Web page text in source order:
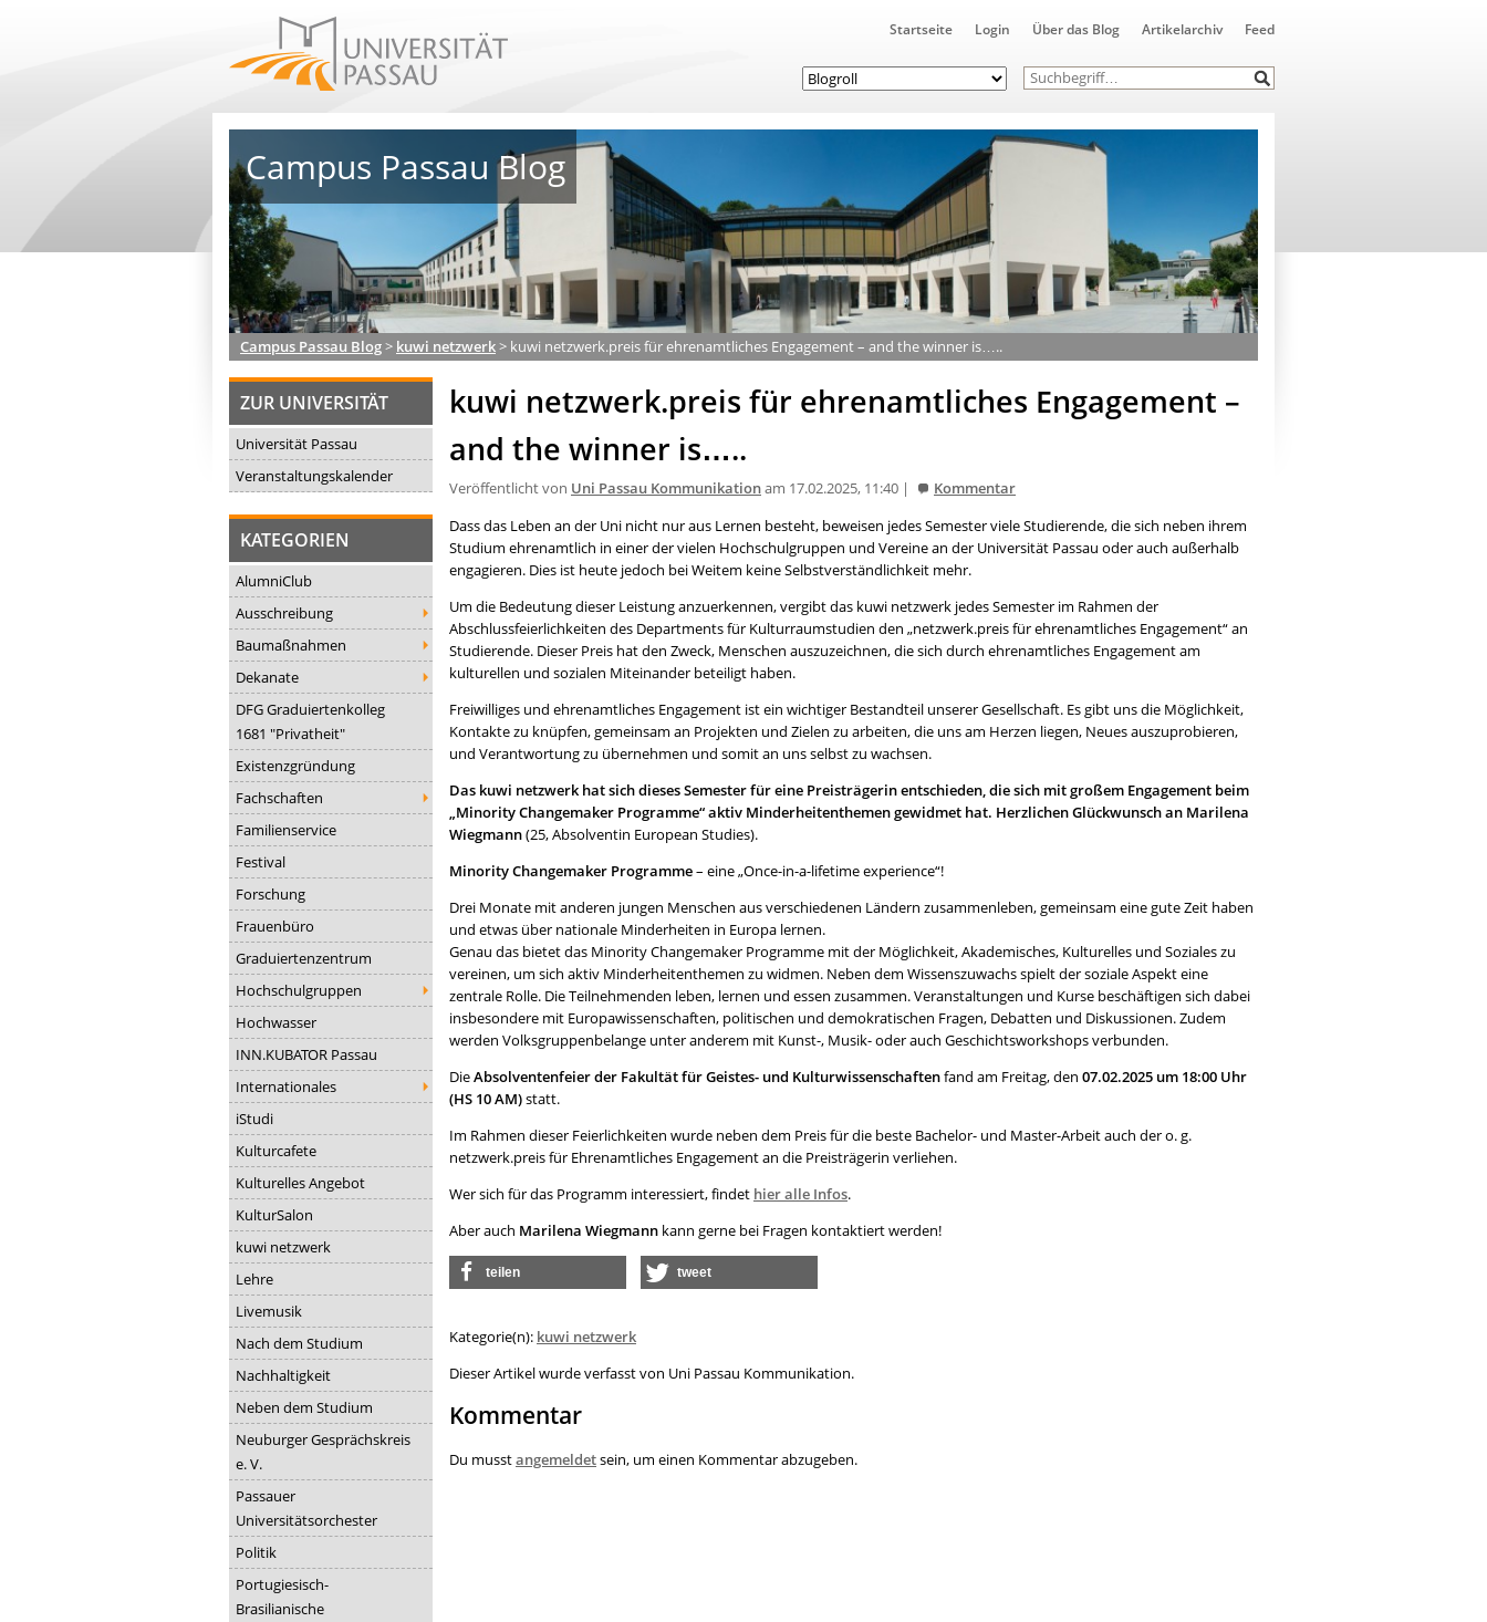
Startseite Login Über das Blog Artikelarchiv Feed
Campus Passau Blog
Campus Passau Blog> kuwi netzwerk> kuwi netzwerk.preis für ehrenamtliches Engagement – and the winner is…..
ZUR UNIVERSITÄT
Universität Passau
Veranstaltungskalender
KATEGORIEN
AlumniClub
Ausschreibung
Baumaßnahmen
Dekanate
DFG Graduiertenkolleg
1681 "Privatheit"
Existenzgründung
Fachschaften
Familienservice
Festival
Forschung
Frauenbüro
Graduiertenzentrum
Hochschulgruppen
Hochwasser
INN.KUBATOR Passau
Internationales
iStudi
Kulturcafete
Kulturelles Angebot
KulturSalon
kuwi netzwerk
Lehre
Livemusik
Nach dem Studium
Nachhaltigkeit
Neben dem Studium
Neuburger Gesprächskreis
e. V.
Passauer
Universitätsorchester
Politik
Portugiesisch-
Brasilianische
kuwi netzwerk.preis für ehrenamtliches Engagement –
and the winner is…..
Veröffentlicht von Uni Passau Kommunikationam 17.02.2025, 11:40 | Kommentar
Dass das Leben an der Uni nicht nur aus Lernen besteht, beweisen jedes Semester viele Studierende, die sich neben ihrem
Studium ehrenamtlich in einer der vielen Hochschulgruppen und Vereine an der Universität Passau oder auch außerhalb
engagieren. Dies ist heute jedoch bei Weitem keine Selbstverständlichkeit mehr.
Um die Bedeutung dieser Leistung anzuerkennen, vergibt das kuwi netzwerk jedes Semester im Rahmen der
Abschlussfeierlichkeiten des Departments für Kulturraumstudien den „netzwerk.preis für ehrenamtliches Engagement“ an
Studierende. Dieser Preis hat den Zweck, Menschen auszuzeichnen, die sich durch ehrenamtliches Engagement am
kulturellen und sozialen Miteinander beteiligt haben.
Freiwilliges und ehrenamtliches Engagement ist ein wichtiger Bestandteil unserer Gesellschaft. Es gibt uns die Möglichkeit,
Kontakte zu knüpfen, gemeinsam an Projekten und Zielen zu arbeiten, die uns am Herzen liegen, Neues auszuprobieren,
und Verantwortung zu übernehmen und somit an uns selbst zu wachsen.
Das kuwi netzwerk hat sich dieses Semester für eine Preisträgerin entschieden, die sich mit großem Engagement beim
„Minority Changemaker Programme“ aktiv Minderheitenthemen gewidmet hat. Herzlichen Glückwunsch an Marilena
Wiegmann(25, Absolventin European Studies).
Minority Changemaker Programme– eine „Once-in-a-lifetime experience“!
Drei Monate mit anderen jungen Menschen aus verschiedenen Ländern zusammenleben, gemeinsam eine gute Zeit haben
und etwas über nationale Minderheiten in Europa lernen.
Genau das bietet das Minority Changemaker Programme mit der Möglichkeit, Akademisches, Kulturelles und Soziales zu
vereinen, um sich aktiv Minderheitenthemen zu widmen. Neben dem Wissenszuwachs spielt der soziale Aspekt eine
zentrale Rolle. Die Teilnehmenden leben, lernen und essen zusammen. Veranstaltungen und Kurse beschäftigen sich dabei
insbesondere mit Europawissenschaften, politischen und demokratischen Fragen, Debatten und Diskussionen. Zudem
werden Volksgruppenbelange unter anderem mit Kunst-, Musik- oder auch Geschichtsworkshops verbunden.
DieAbsolventenfeier der Fakultät für Geistes- und Kulturwissenschaftenfand am Freitag, den 07.02.2025 um 18:00 Uhr
(HS 10 AM)statt.
Im Rahmen dieser Feierlichkeiten wurde neben dem Preis für die beste Bachelor- und Master-Arbeit auch der o. g.
netzwerk.preis für Ehrenamtliches Engagement an die Preisträgerin verliehen.
Wer sich für das Programm interessiert, findet hier alle Infos.
Aber auch Marilena Wiegmann kann gerne bei Fragen kontaktiert werden!
teilen tweet
Kategorie(n): kuwi netzwerk
Dieser Artikel wurde verfasst von Uni Passau Kommunikation.
Kommentar
Du musstangemeldetsein, um einen Kommentar abzugeben.